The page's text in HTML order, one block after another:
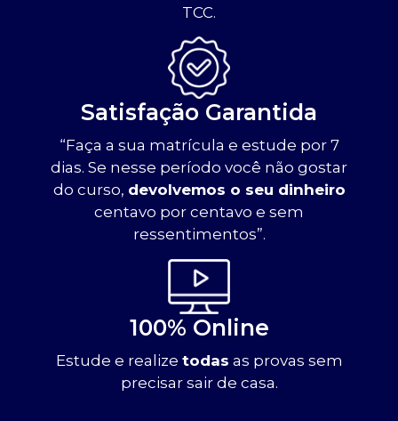
TCC.
Satisfação Garantida
“Faça a sua matrícula e estude por 7
dias. Se nesse período você não gostar
do curso, devolvemos o seu dinheiro
centavo por centavo e sem
ressentimentos”.
100% Online
Estude e realize todas as provas sem
precisar sair de casa.